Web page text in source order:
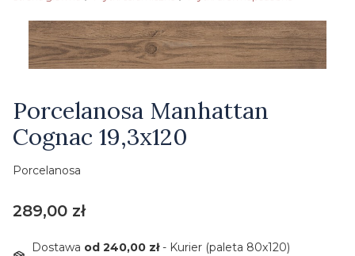
Porcelanosa Manhattan
Cognac 19,3x120
Porcelanosa
Cena
289,00 zł
Dostawa od 240,00 zł- Kurier (paleta 80x120)